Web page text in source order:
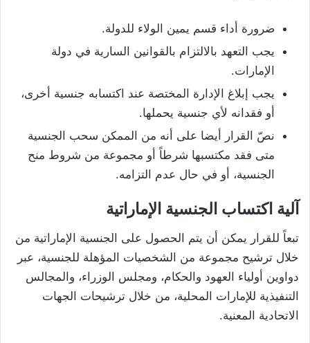
ضرورة أداء قسم يمين الولاء للدولة.
يجب التعهد بالالتزام بالقوانين السارية في دولة
الإمارات.
يجب إبلاغ الإدارة المختصة عند اكتسابه جنسية أخرى،
أو فقدانه لأي جنسية يحملها.
نصّ القرار أيضا على أنه من الممكن سحب الجنسية
متى فقد مكتسبها شرطاً أو مجموعة من شروط منح
الجنسية، أو في حال عدم التزامه.
آلية اكتساب الجنسية الإماراتية
تبعاً للقرار يمكن أن يتم الحصول على الجنسية الإماراتية من
خلال ترشيح مجموعة من الشخصيات المؤهلة للجنسية، عبر
دواوين أولياء العهود والحكام، ومجلس الوزراء، والمجالس
التنفيذية للإمارات المحلية، من خلال ترشيحات الجهات
الاتحادية المعنية.